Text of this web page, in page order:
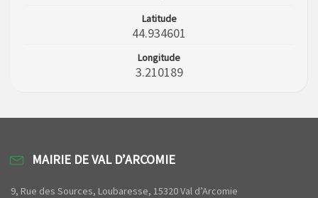
Latitude
44.934601
Longitude
3.210189
MAIRIE DE VAL D’ARCOMIE
9, Rue des Sources, Loubaresse, 15320 Val d’Arcomie